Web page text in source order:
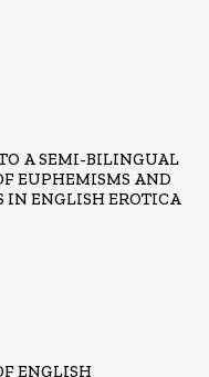
A SEMI-BILINGUAL
EUPHEMISMS AND
IN ENGLISH EROTICA
ENGLISH